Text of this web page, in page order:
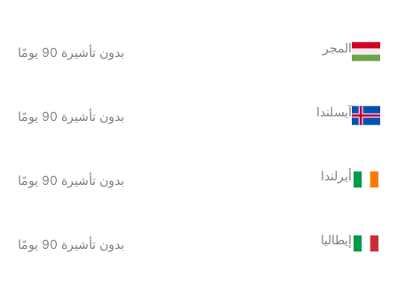
المجر بدون تأشيرة 90 يومًا
آيسلندا بدون تأشيرة 90 يومًا
أيرلندا بدون تأشيرة 90 يومًا
إيطاليا بدون تأشيرة 90 يومًا